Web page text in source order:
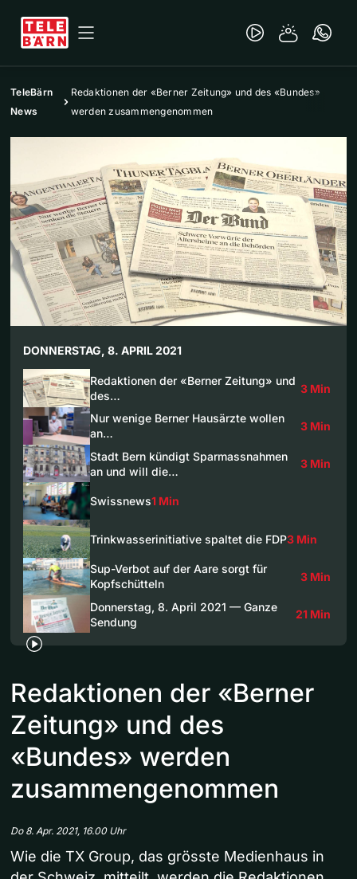
TeleBärn
News
Redaktionen der «Berner Zeitung» und des «Bundes»
werden zusammengenommen
DONNERSTAG, 8. APRIL 2021
Redaktionen der «Berner Zeitung» und
des…
3 Min
Nur wenige Berner Hausärzte wollen
an…
3 Min
Stadt Bern kündigt Sparmassnahmen
an und will die…
3 Min
Swissnews1 Min
Trinkwasserinitiative spaltet die FDP3 Min
Sup-Verbot auf der Aare sorgt für
Kopfschütteln
3 Min
Donnerstag, 8. April 2021 — Ganze
Sendung
21 Min
Redaktionen der «Berner
Zeitung» und des
«Bundes» werden
zusammengenommen
Do 8. Apr. 2021, 16.00 Uhr
Wie die TX Group, das grösste Medienhaus in